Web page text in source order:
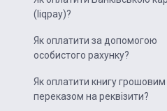
(liqpay)?
Як оплатити за допомогою
особистого рахунку?
Як оплатити книгу грошовим
переказом на реквізити?